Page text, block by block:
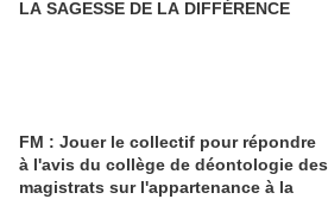
LA SAGESSE DE LA DIFFÉRENCE
FM : Jouer le collectif pour répondre
à l'avis du collège de déontologie des
magistrats sur l'appartenance à la